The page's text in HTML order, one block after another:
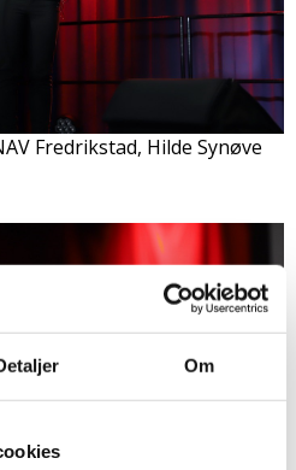
Om
Fredrikstad, Hilde Synøve